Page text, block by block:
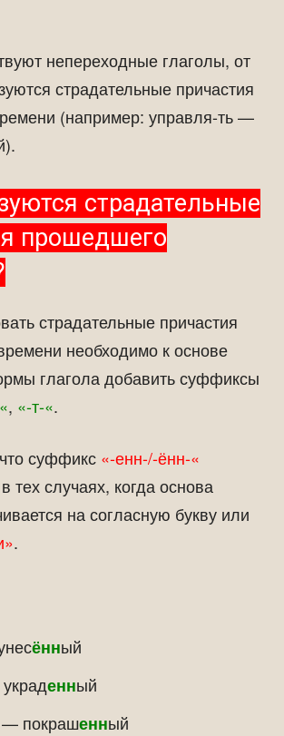
непереходные глаголы, от
страдательные причастия
(например: управля-ть —
страдательные
прошедшего
страдательные причастия
необходимо к основе
глагола добавить суффиксы
, «-т-«.
суффикс «-енн-/-ённ-«
тех случаях, когда основа
на согласную букву или
.
ённый
енный
— покрашенный